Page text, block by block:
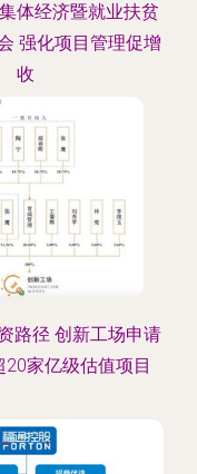
体经济暨就业扶贫
强化项目管理促增
收
路径 创新工场申请
家亿级估值项目